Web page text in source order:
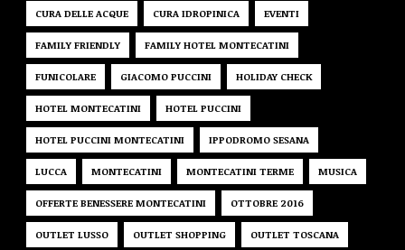
CURA DELLE ACQUE CURA IDROPINICA EVENTI
FAMILY FRIENDLY FAMILY HOTEL MONTECATINI
FUNICOLARE GIACOMO PUCCINI HOLIDAY CHECK
HOTEL MONTECATINI HOTEL PUCCINI
HOTEL PUCCINI MONTECATINI IPPODROMO SESANA
LUCCA MONTECATINI MONTECATINI TERME MUSICA
OFFERTE BENESSERE MONTECATINI OTTOBRE 2016
OUTLET LUSSO OUTLET SHOPPING OUTLET TOSCANA